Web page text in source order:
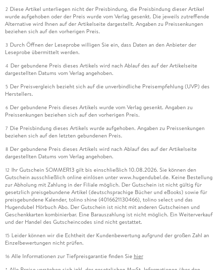
2 Diese Artikel unterliegen nicht der Preisbindung, die Preisbindung dieser Artikel
wurde aufgehoben oder der Preis wurde vom Verlag gesenkt. Die jeweils zutreffende
Alternative wird Ihnen auf der Artikelseite dargestellt. Angaben zu Preissenkungen
beziehen sich auf den vorherigen Preis.
3 Durch Öffnen der Leseprobe willigen Sie ein, dass Daten an den Anbieter der
Leseprobe übermittelt werden.
4 Der gebundene Preis dieses Artikels wird nach Ablauf des auf der Artikelseite
dargestellten Datums vom Verlag angehoben.
5 Der Preisvergleich bezieht sich auf die unverbindliche Preisempfehlung (UVP) des
Herstellers.
6 Der gebundene Preis dieses Artikels wurde vom Verlag gesenkt. Angaben zu
Preissenkungen beziehen sich auf den vorherigen Preis.
7 Die Preisbindung dieses Artikels wurde aufgehoben. Angaben zu Preissenkungen
beziehen sich auf den letzten gebundenen Preis.
8 Der gebundene Preis dieses Artikels wird nach Ablauf des auf der Artikelseite
dargestellten Datums vom Verlag angehoben.
12 Ihr Gutschein SOMMER13 gilt bis einschließlich 10.08.2026. Sie können den
Gutschein ausschließlich online einlösen unter www.hugendubel.de. Keine Bestellung
zur Abholung mit Zahlung in der Filiale möglich. Der Gutschein ist nicht gültig für
gesetzlich preisgebundene Artikel (deutschsprachige Bücher und eBooks) sowie für
preisgebundene Kalender, tolino shine (4016621130466), tolino select und das
Hugendubel Hörbuch Abo. Der Gutschein ist nicht mit anderen Gutscheinen und
Geschenkkarten kombinierbar. Eine Barauszahlung ist nicht möglich. Ein Weiterverkauf
und der Handel des Gutscheincodes sind nicht gestattet.
15 Leider können wir die Echtheit der Kundenbewertung aufgrund der großen Zahl an
Einzelbewertungen nicht prüfen.
16 Alle Informationen zur Tiefpreisgarantie finden Sie hier